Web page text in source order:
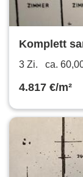
Komplett
Neuostheim
3 Zi. ca.
4.817 €/m²